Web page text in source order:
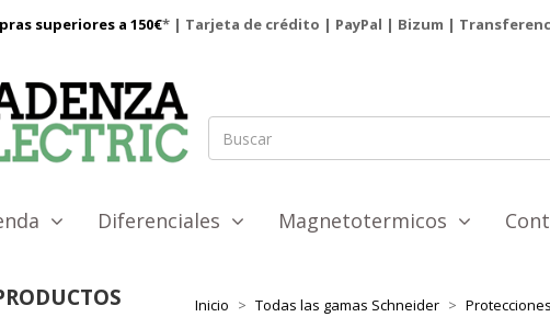
superiores a 150€* | Tarjeta de crédito | PayPal | Bizum |
Diferenciales Magnetotermicos
Inicio Todas las gamas Schneider